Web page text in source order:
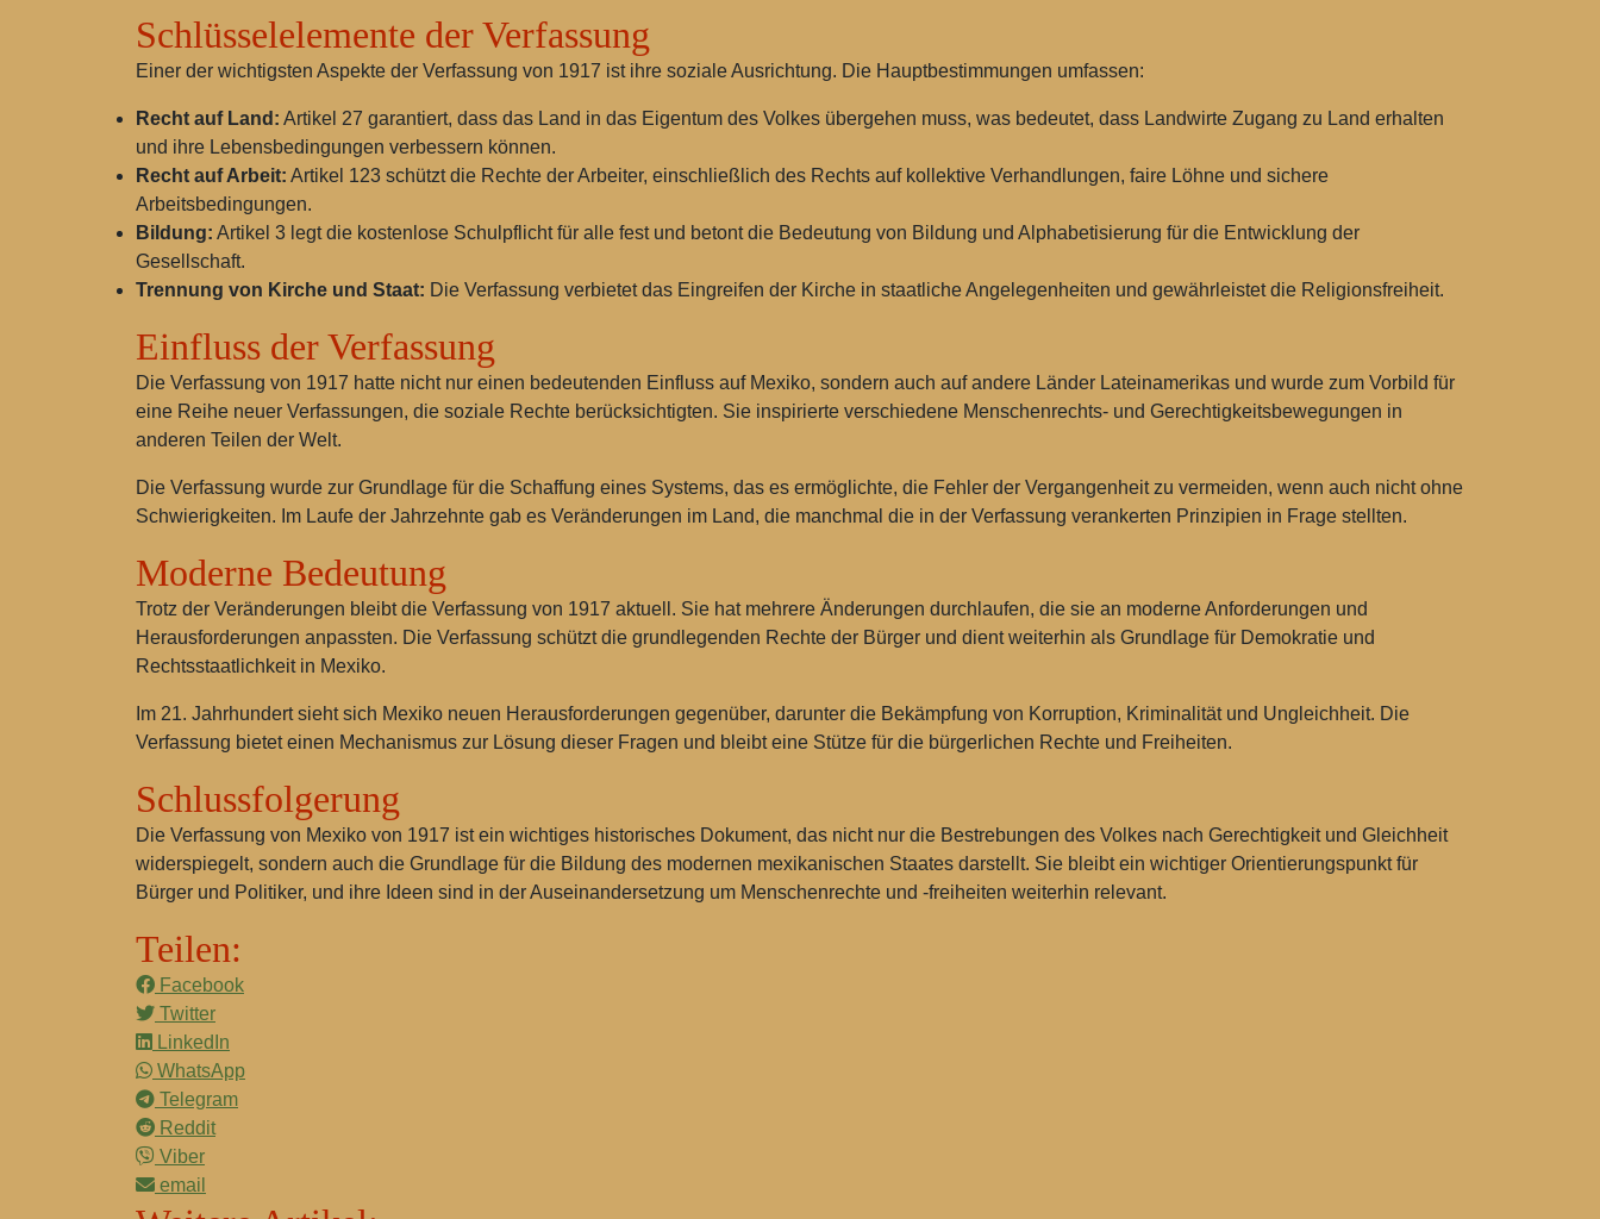
Schlüsselelemente der Verfassung
Einer der wichtigsten Aspekte der Verfassung von 1917 ist ihre soziale Ausrichtung. Die Hauptbestimmungen umfassen:
Recht auf Land: Artikel 27 garantiert, dass das Land in das Eigentum des Volkes übergehen muss, was bedeutet, dass Landwirte Zugang zu Land erhalten
und ihre Lebensbedingungen verbessern können.
Recht auf Arbeit: Artikel 123 schützt die Rechte der Arbeiter, einschließlich des Rechts auf kollektive Verhandlungen, faire Löhne und sichere
Arbeitsbedingungen.
Bildung: Artikel 3 legt die kostenlose Schulpflicht für alle fest und betont die Bedeutung von Bildung und Alphabetisierung für die Entwicklung der
Gesellschaft.
Trennung von Kirche und Staat: Die Verfassung verbietet das Eingreifen der Kirche in staatliche Angelegenheiten und gewährleistet die Religionsfreiheit.
Einfluss der Verfassung
Die Verfassung von 1917 hatte nicht nur einen bedeutenden Einfluss auf Mexiko, sondern auch auf andere Länder Lateinamerikas und wurde zum Vorbild für
eine Reihe neuer Verfassungen, die soziale Rechte berücksichtigten. Sie inspirierte verschiedene Menschenrechts- und Gerechtigkeitsbewegungen in
anderen Teilen der Welt.
Die Verfassung wurde zur Grundlage für die Schaffung eines Systems, das es ermöglichte, die Fehler der Vergangenheit zu vermeiden, wenn auch nicht ohne
Schwierigkeiten. Im Laufe der Jahrzehnte gab es Veränderungen im Land, die manchmal die in der Verfassung verankerten Prinzipien in Frage stellten.
Moderne Bedeutung
Trotz der Veränderungen bleibt die Verfassung von 1917 aktuell. Sie hat mehrere Änderungen durchlaufen, die sie an moderne Anforderungen und
Herausforderungen anpassten. Die Verfassung schützt die grundlegenden Rechte der Bürger und dient weiterhin als Grundlage für Demokratie und
Rechtsstaatlichkeit in Mexiko.
Im 21. Jahrhundert sieht sich Mexiko neuen Herausforderungen gegenüber, darunter die Bekämpfung von Korruption, Kriminalität und Ungleichheit. Die
Verfassung bietet einen Mechanismus zur Lösung dieser Fragen und bleibt eine Stütze für die bürgerlichen Rechte und Freiheiten.
Schlussfolgerung
Die Verfassung von Mexiko von 1917 ist ein wichtiges historisches Dokument, das nicht nur die Bestrebungen des Volkes nach Gerechtigkeit und Gleichheit
widerspiegelt, sondern auch die Grundlage für die Bildung des modernen mexikanischen Staates darstellt. Sie bleibt ein wichtiger Orientierungspunkt für
Bürger und Politiker, und ihre Ideen sind in der Auseinandersetzung um Menschenrechte und -freiheiten weiterhin relevant.
Teilen:
Facebook
Twitter
LinkedIn
WhatsApp
Telegram
Reddit
Viber
email